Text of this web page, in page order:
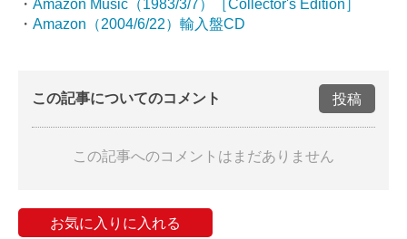
・ Amazon Music（1983/3/7）［Collector's Edition］
・ Amazon（2004/6/22）輸入盤CD
この記事についてのコメント 投稿
この記事へのコメントはまだありません
お気に入りに入れる